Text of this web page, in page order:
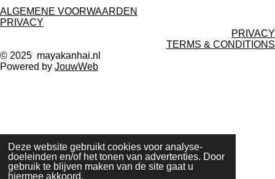
Deze website gebruikt cookies voor analyse-
doeleinden en/of het tonen van advertenties. Door
gebruik te blijven maken van de site gaat u
hiermee akkoord.
ALGEMENE VOORWAARDEN
PRIVACY
PRIVACY
TERMS & CONDITIONS
© 2025 mayakanhai.nl
Powered by JouwWeb